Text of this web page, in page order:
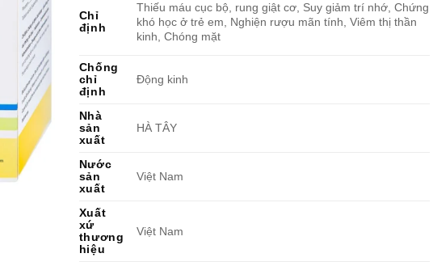
Chỉ
định
Thiếu máu cục bộ, rung giật cơ, Suy giảm trí nhớ, Chứng
khó học ở trẻ em, Nghiện rượu mãn tính, Viêm thị thần
kinh, Chóng mặt
Chống
chỉ
định
Động kinh
Nhà
sản
xuất
HÀ TÂY
Nước
sản
xuất
Việt Nam
Xuất
xứ
thương
hiệu
Việt Nam